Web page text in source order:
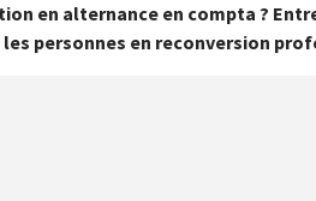
en alternance en compta ?
personnes en reconversion